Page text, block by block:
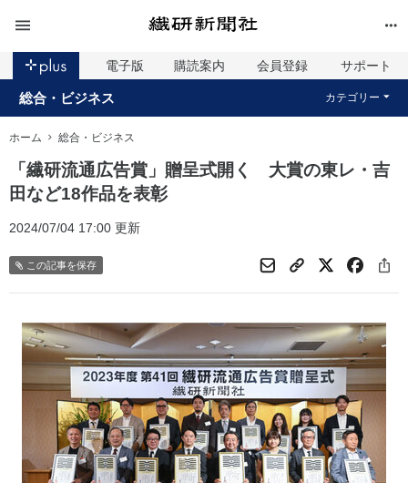
電子版 購読案内 会員登録 サポート
総合・ビジネス カテゴリー
ホーム 総合・ビジネス
「繊研流通広告賞」贈呈式開く 大賞の東レ・吉
田など18作品を表彰
2024/07/04 17:00 更新
この記事を保存